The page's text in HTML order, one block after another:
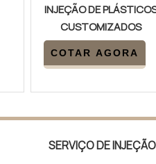
INJEÇÃO DE
CUSTOMIZADOS
COTAR AGORA
SERVIÇO DE